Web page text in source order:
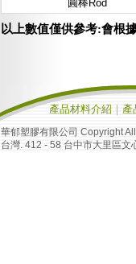
圓棒Rod
以上數值僅供參考:會根
產品材料介紹 產
華郁塑膠有限公司 Copyright
台灣. 412 - 58 台中市大里區